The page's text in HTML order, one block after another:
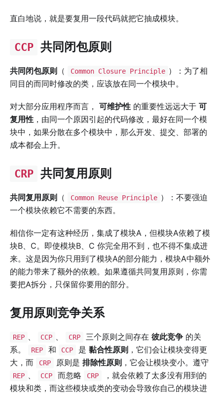
直白地说，就是要复用一段代码就把它抽成模块。
CCP 共同闭包原则
共同闭包原则 （ Common Closure Principle ）：为了相
同目的而同时修改的类，应该放在同一个模块中。
对大部分应用程序而言， 可维护性 的重要性远远大于 可
复用性 ，由同一个原因引起的代码修改，最好在同一个模
块中，如果分散在多个模块中，那么开发、提交、部署的
成本都会上升。
CRP 共同复用原则
共同复用原则 （ Common Reuse Principle ）：不要强迫
一个模块依赖它不需要的东西。
相信你一定有这种经历，集成了模块A，但模块A依赖了模
块B、C。即使模块B、C 你完全用不到，也不得不集成进
来。这是因为你只用到了模块A的部分能力，模块A中额外
的能力带来了额外的依赖。如果遵循共同复用原则，你需
要把A拆分，只保留你要用的部分。
复用原则竞争关系
REP CCP CRP 三个原则之间存在 彼此竞争的关
系。
REP 和 CCP 是 黏合性原则 ，它们会让模块变得更
大，而
CRP 原则是 排除性原则 ，它会让模块变小。遵守
REP 、 CCP 而忽略 CRP
，就会依赖了太多没有用到的
模块和类，而这些模块或类的变动会导致你自己的模块进